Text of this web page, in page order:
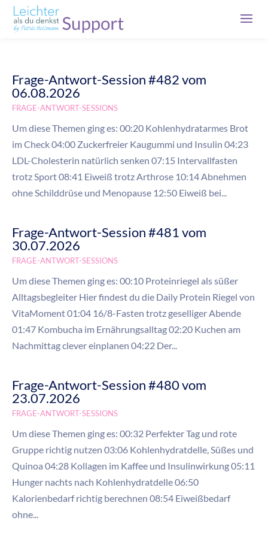
Frage-Antwort-Session #482 vom
06.08.2026
FRAGE-ANTWORT-SESSIONS
Um diese Themen ging es: 00:20 Kohlenhydratarmes Brot
im Check 04:00 Zuckerfreier Kaugummi und Insulin 04:23
LDL-Cholesterin natürlich senken 07:15 Intervallfasten
trotz Sport 08:41 Eiweiß trotz Arthrose 10:14 Abnehmen
ohne Schilddrüse und Menopause 12:50 Eiweiß bei...
Frage-Antwort-Session #481 vom
30.07.2026
FRAGE-ANTWORT-SESSIONS
Um diese Themen ging es: 00:10 Proteinriegel als süßer
Alltagsbegleiter Hier findest du die Daily Protein Riegel von
VitaMoment 01:04 16/8-Fasten trotz geselliger Abende
01:47 Kombucha im Ernährungsalltag 02:20 Kuchen am
Nachmittag clever einplanen 04:22 Der...
Frage-Antwort-Session #480 vom
23.07.2026
FRAGE-ANTWORT-SESSIONS
Um diese Themen ging es: 00:32 Perfekter Tag und rote
Gruppe richtig nutzen 03:06 Kohlenhydratdelle, Süßes und
Quinoa 04:28 Kollagen im Kaffee und Insulinwirkung 05:11
Hunger nachts nach Kohlenhydratdelle 06:50
Kalorienbedarf richtig berechnen 08:54 Eiweißbedarf
ohne...